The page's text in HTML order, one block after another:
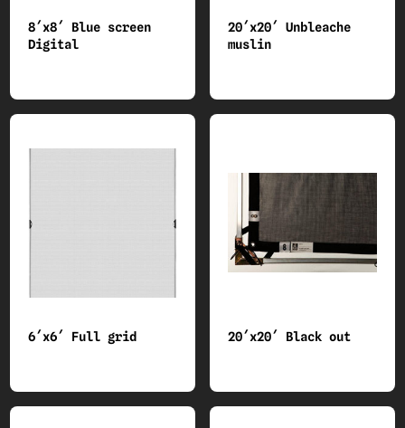
8´x8´ Blue screen
Digital
20´x20´ Unbleache
muslin
6´x6´ Full grid 20´x20´ Black out